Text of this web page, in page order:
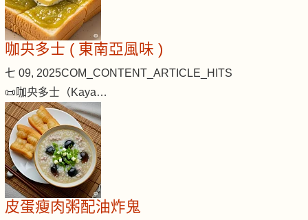
咖央多士 ( 東南亞風味 )
七 09, 2025COM_CONTENT_ARTICLE_HITS
📜咖央多士（Kaya…
皮蛋瘦肉粥配油炸鬼